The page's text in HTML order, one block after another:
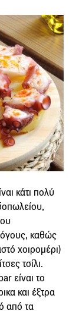
κάτι πολύ
καθώς
χοιρομέρι)
τσίλι.
είναι το
και έξτρα
από τα